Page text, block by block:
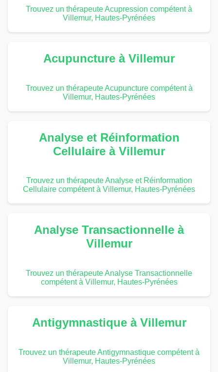
Trouvez un thérapeute Acupression compétent à
Villemur, Hautes-Pyrénées
Acupuncture à Villemur
Trouvez un thérapeute Acupuncture compétent à
Villemur, Hautes-Pyrénées
Analyse et Réinformation
Cellulaire à Villemur
Trouvez un thérapeute Analyse et Réinformation
Cellulaire compétent à Villemur, Hautes-Pyrénées
Analyse Transactionnelle à
Villemur
Trouvez un thérapeute Analyse Transactionnelle
compétent à Villemur, Hautes-Pyrénées
Antigymnastique à Villemur
Trouvez un thérapeute Antigymnastique compétent à
Villemur, Hautes-Pyrénées